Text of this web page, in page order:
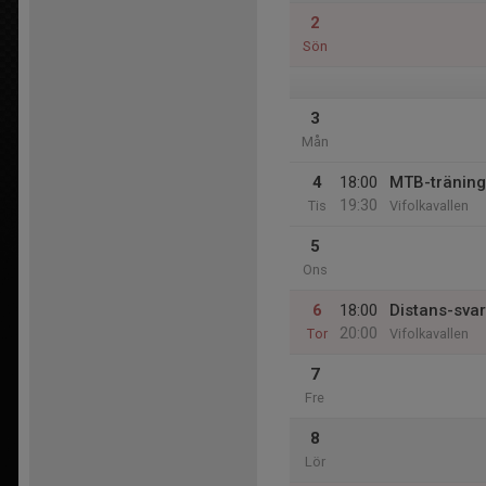
2
Sön
3
Mån
4
Tis
18:00
19:30
MTB-träning
Vifolkavallen
5
Ons
6
Tor
18:00
20:00
Distans-
Vifolkavallen
7
Fre
8
Lör